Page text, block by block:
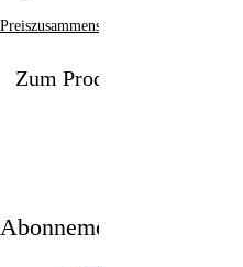
Zum Produkt
Preiszusammensetzung
Abonnement